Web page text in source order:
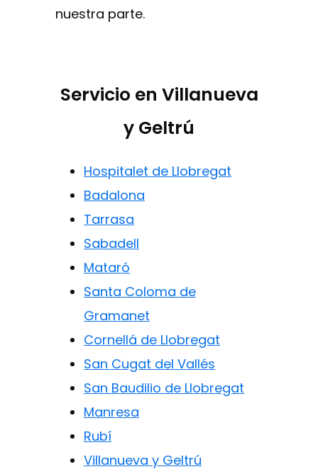
nuestra parte.
Servicio en Villanueva
y Geltrú
Hospitalet de Llobregat
Badalona
Tarrasa
Sabadell
Mataró
Santa Coloma de
Gramanet
Cornellá de Llobregat
San Cugat del Vallés
San Baudilio de Llobregat
Manresa
Rubí
Villanueva y Geltrú